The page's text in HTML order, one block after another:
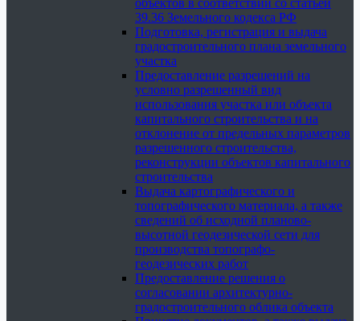
объектов в соответствии со статьей
39.36 Земельного кодекса РФ
Подготовка, регистрация и выдача
градостроительного плана земельного
участка
Предоставление разрешений на
условно разрешенный вид
использования участка или объекта
капитального строительства и на
отклонение от предельных параметров
разрешенного строительства,
реконструкции объектов капитального
строительства
Выдача картографического и
топографического материала, а также
сведений об исходной планово-
высотной геодезической сети для
производства топографо-
геодезических работ
Предоставление решения о
согласовании архитектурно-
градостроительного облика объекта